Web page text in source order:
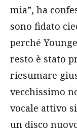
mia”, ha
sono fidato
perché
resto è stato
riesumare
vecchissimo
vocale attivo
un disco